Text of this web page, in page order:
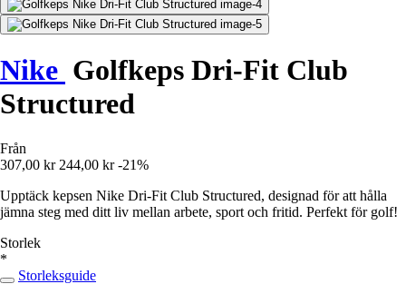
Nike Golfkeps Dri-Fit Club
Structured
Från
307,00 kr 244,00 kr -21%
Upptäck kepsen Nike Dri-Fit Club Structured, designad för att hålla
jämna steg med ditt liv mellan arbete, sport och fritid. Perfekt för golf!
Storlek
*
Storleksguide